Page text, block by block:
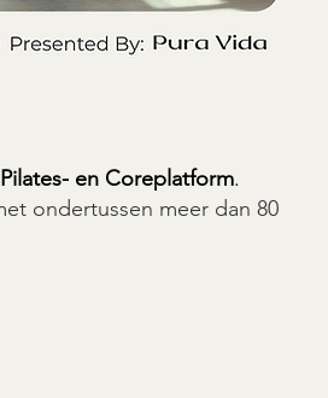
en Coreplatform.
ondertussen meer dan 80